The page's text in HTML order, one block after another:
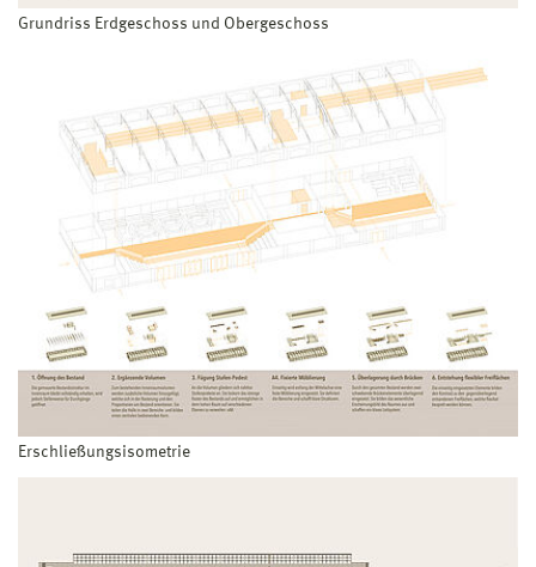
Grundriss Erdgeschoss und Obergeschoss
Erschließungsisometrie